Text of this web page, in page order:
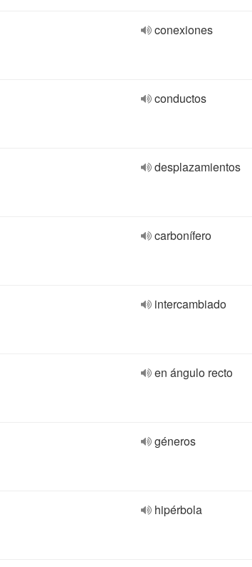
conexiones
conductos
desplazamientos
carbonífero
intercambiado
en ángulo recto
géneros
hipérbola